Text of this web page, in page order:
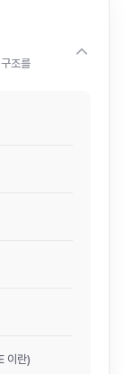
조를
이란)